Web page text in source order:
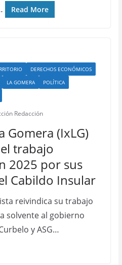
Read More
DERECHOS ECONÓMICOS
LA GOMERA
POLÍTICA
Redacción
Gomera (IxLG)
trabajo
2025 por sus
Cabildo Insular
reivindica su trabajo
solvente al gobierno
y ASG…